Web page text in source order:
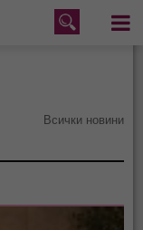
Меню
Всички новини